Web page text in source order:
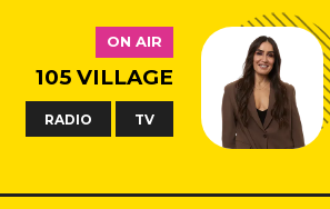
ON AIR
105 VILLAGE
RADIO TV